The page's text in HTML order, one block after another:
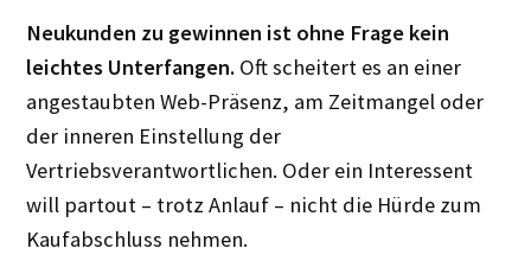
Neukunden zu gewinnen ist ohne Frage kein
leichtes Unterfangen. Oft scheitert es an einer
angestaubten Web-Präsenz, am Zeitmangel oder
der inneren Einstellung der
Vertriebsverantwortlichen. Oder ein Interessent
will partout – trotz Anlauf – nicht die Hürde zum
Kaufabschluss nehmen.